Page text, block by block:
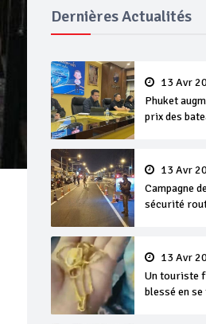
Dernières Actualités
13 Avr
Phuket
prix des
13 Avr
Campagne de
sécurité
13 Avr
Un touriste
blessé en